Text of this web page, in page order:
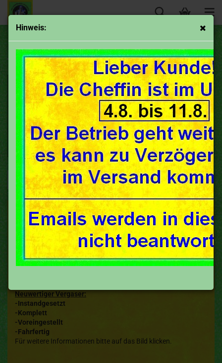
Hinweis:
Maico- ab 200 ccm
Sortieren nach 50 pro Seite
Neuwertiger Vergaser:
-Instandgesetzt
-Komplett
-Voreingestellt
-Fahrfertig
Für weitere Informationen bitte auf das Bild klicken.